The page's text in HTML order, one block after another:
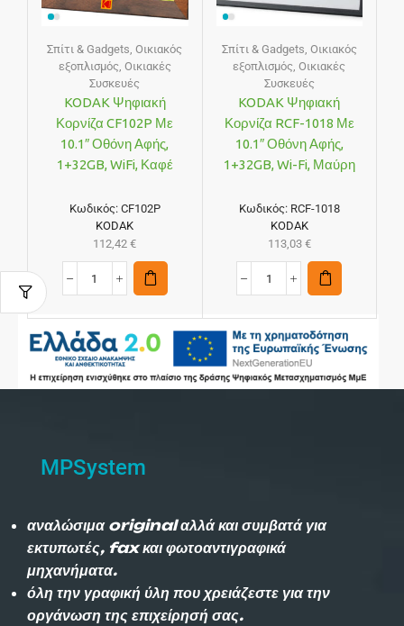
Σπίτι & Gadgets ,Οικιακός
εξοπλισμός, Οικιακές
Συσκευές
KODAK Ψηφιακή
Κορνίζα CF102P Με
10.1″ Οθόνη Αφής,
1+32GB, WiFi, Καφέ
Κωδικός: CF102P
KODAK
112,42€
Σπίτι & Gadgets Οικιακός
εξοπλισμός ,Οικιακές
Συσκευές
KODAK Ψηφιακή
Κορνίζα RCF-1018 Με
10.1″ Οθόνη Αφής,
1+32GB, Wi-Fi, Μαύρη
Κωδικός: RCF-1018
KODAK
113,03 €
MPSystem
αναλώσιμα original αλλά και συμβατά για
εκτυπωτές, fax και φωτοαντιγραφικά
μηχανήματα.
όλη την γραφική ύλη που χρειάζεστε για την
οργάνωση της επιχείρησή σας.